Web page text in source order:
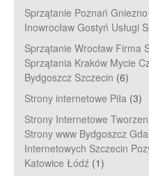
Sprzątanie Poznań
Inowrocław Gostyń Usługi
Sprzątanie Wrocław Firma
Sprzątania Kraków Mycie
Bydgoszcz Szczecin (6)
Strony internetowe Piła (3)
Strony Internetowe
Strony www Bydgoszcz
Internetowych Szczecin
Katowice Łódź (1)